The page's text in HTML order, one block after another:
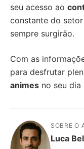
seu acesso ao
constante do
sempre surgirão.
Com as
para desfrutar
animes no seu dia
SOBRE O
Luca